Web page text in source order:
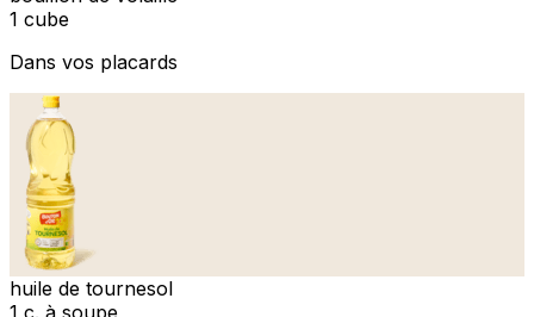
1 cube
Dans vos placards
huile de tournesol
1 c. à soupe